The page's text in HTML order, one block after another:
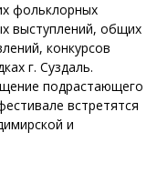
фольклорных
выступлений, общих
конкурсов
г. Суздаль.
подрастающего
встретятся
и